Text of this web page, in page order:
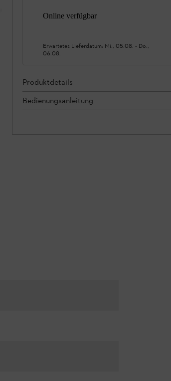
Online verfügbar
Erwartetes Lieferdatum: Mi., 05.08. - Do.,
06.08.
Produktdetails
Bedienungsanleitung